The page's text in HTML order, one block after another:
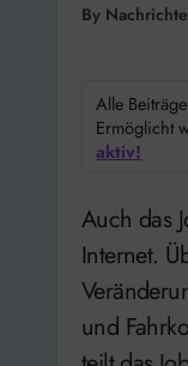
By
Alle
Ermöglicht
aktiv!
Auch das Jobcenter Hameln-Pyrmont setzt bei der Betreuung seiner Kunden verstärkt auf das
Internet.
und